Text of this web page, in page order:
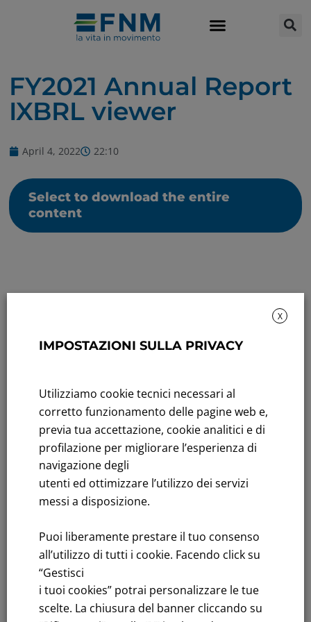
FY2021 Annual Report
IXBRL viewer
April 4, 2022 22:10
Select to download the entire
content
Tenders: All Tenders
FNM S.p.A.
Headquarters in Milan, Piazzale Cadorna, 14
fnm@legalmail.it
Share capital € 230,000,000.00 fully paid up
Register of Companies
C.F.and VAT number 00776140154
C.C.I.AA. Milano – REA 28331
X
IMPOSTAZIONI SULLA PRIVACY
Utilizziamo cookie tecnici necessari al
corretto funzionamento delle pagine web e,
previa tua accettazione, cookie analitici e di
profilazione per migliorare l’esperienza di
navigazione degli
utenti ed ottimizzare l’utilizzo dei servizi
messi a disposizione.
Puoi liberamente prestare il tuo consenso
all’utilizzo di tutti i cookie. Facendo click su
“Gestisci
i tuoi cookies” potrai personalizzare le tue
scelte. La chiusura del banner cliccando su